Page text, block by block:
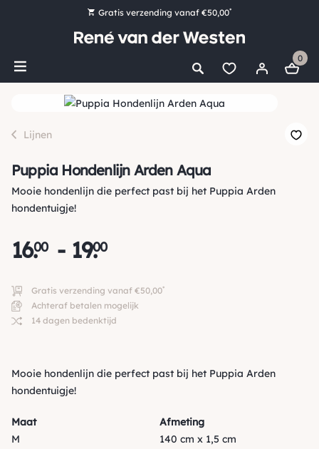
Gratis verzending vanaf €50,00*
Bestel nu, betaal later met Klarna
Ruim 16.000 artikelen op voorraad
0
Lijnen
Puppia Hondenlijn Arden Aqua
Mooie hondenlijn die perfect past bij het Puppia Arden
hondentuigje!
16.
00 - 19.
00
Gratis verzending vanaf €50,00*
Achteraf betalen mogelijk
14 dagen bedenktijd
Mooie hondenlijn die perfect past bij het Puppia Arden
hondentuigje!
Maat
Afmeting
M
140 cm x 1,5 cm